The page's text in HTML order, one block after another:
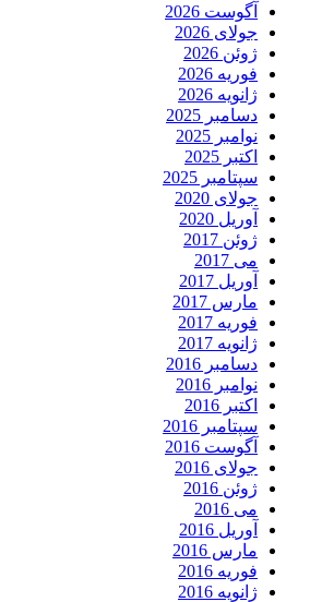
آگوست 2026
جولای 2026
ژوئن 2026
فوریه 2026
ژانویه 2026
دسامبر 2025
نوامبر 2025
اکتبر 2025
سپتامبر 2025
جولای 2020
آوریل 2020
ژوئن 2017
می 2017
آوریل 2017
مارس 2017
فوریه 2017
ژانویه 2017
دسامبر 2016
نوامبر 2016
اکتبر 2016
سپتامبر 2016
آگوست 2016
جولای 2016
ژوئن 2016
می 2016
آوریل 2016
مارس 2016
فوریه 2016
ژانویه 2016